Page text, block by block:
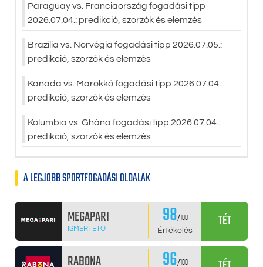
Paraguay vs. Franciaország fogadási tipp
2026.07.04.: predikció, szorzók és elemzés
Brazília vs. Norvégia fogadási tipp 2026.07.05.:
predikció, szorzók és elemzés
Kanada vs. Marokkó fogadási tipp 2026.07.04.:
predikció, szorzók és elemzés
Kolumbia vs. Ghána fogadási tipp 2026.07.04.:
predikció, szorzók és elemzés
A LEGJOBB SPORTFOGADÁSI OLDALAK
MEGAPARI
ISMERTETŐ 98/100
Értékelés
TÉT
RABONA 96/100